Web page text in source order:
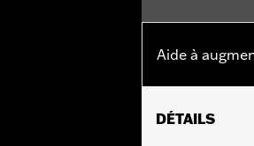
Aide à
DÉTAILS